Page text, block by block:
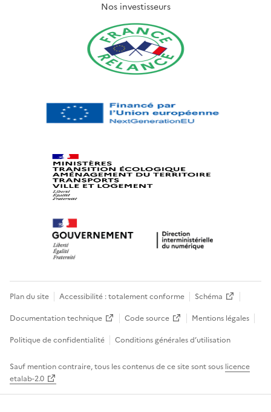
Nos investisseurs
Plan du site Accessibilité : totalement conforme
Schéma
Documentation technique
Code source
Mentions légales
Politique de confidentialité
Conditions générales d’utilisation
Sauf mention contraire, tous les contenus de ce site sont sous licence
etalab-2.0